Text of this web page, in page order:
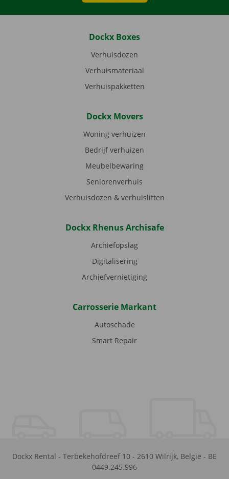
Dockx Boxes
Verhuisdozen
Verhuismateriaal
Verhuispakketten
Dockx Movers
Woning verhuizen
Bedrijf verhuizen
Meubelbewaring
Seniorenverhuis
Verhuisdozen & verhuisliften
Dockx Rhenus Archisafe
Archiefopslag
Digitalisering
Archiefvernietiging
Carrosserie Markant
Autoschade
Smart Repair
Dockx Rental - Terbekehofdreef 10 - 2610 Wilrijk, België - BE
0449.245.996